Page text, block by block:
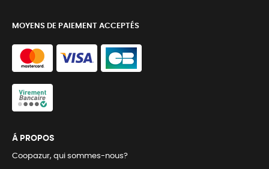
MOYENS DE PAIEMENT ACCEPTÉS
Á PROPOS
Coopazur, qui sommes-nous?